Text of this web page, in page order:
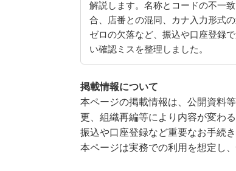
解説します。名称とコードの不一
合、店番との混同、カナ入力形式
ゼロの欠落など、振込や口座登録
い確認ミスを整理しました。
掲載情報について
本ページの掲載情報は、公開資料
更、組織再編等により内容が変わる
振込や口座登録など重要なお手続
本ページは実務での利用を想定し